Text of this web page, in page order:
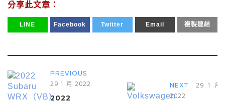
分享此文章：
LINE Facebook Twitter Email 複製連結
PREVIOUS
29 1 月 2022
2022
NEXT
29 1 月
2022